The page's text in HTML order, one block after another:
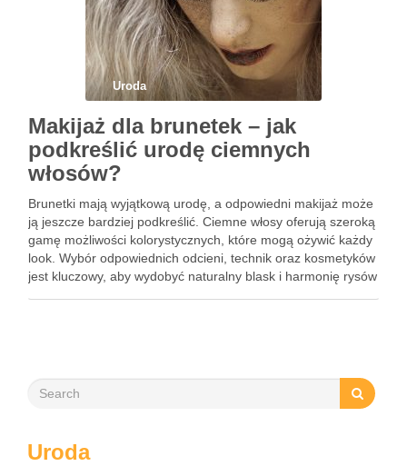
Uroda
Makijaż dla brunetek – jak
podkreślić urodę ciemnych
włosów?
Brunetki mają wyjątkową urodę, a odpowiedni makijaż może
ją jeszcze bardziej podkreślić. Ciemne włosy oferują szeroką
gamę możliwości kolorystycznych, które mogą ożywić każdy
look. Wybór odpowiednich odcieni, technik oraz kosmetyków
jest kluczowy, aby wydobyć naturalny blask i harmonię rysów
Uroda